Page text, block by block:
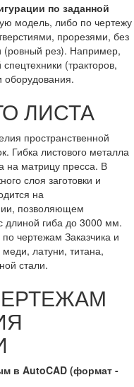
по заданной
модель, либо по чертежу
прорезями, без
(ровный рез). Например,
(тракторов,
оборудования.
ЛИСТА
пространственной
Гибка листового металла
на матрицу пресса. В
слоя заготовки и
на
позволяющем
длиной гиба до 3000 мм.
чертежам Заказчика и
латуни, титана,
стали.
в AutoCAD (формат -